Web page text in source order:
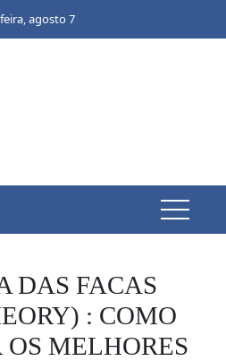
agosto 7
DAS FACAS
: COMO
MELHORES